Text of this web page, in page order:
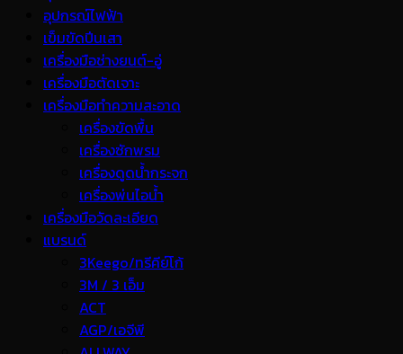
อุปกรณ์ไฟฟ้า
เข็มขัดปีนเสา
เครื่องมือช่างยนต์-อู่
เครื่องมือตัดเจาะ
เครื่องมือทำความสะอาด
เครื่องขัดพื้น
เครื่องซักพรม
เครื่องดูดน้ำกระจก
เครื่องพ่นไอน้ำ
เครื่องมือวัดละเอียด
แบรนด์
3Keego/ทรีคีย์โก้
3M / 3 เอ็ม
ACT
AGP/เอจีพี